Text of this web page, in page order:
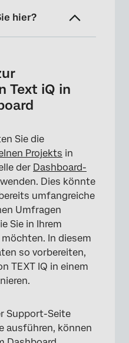
hier?
zu Widgets
Text iQ in
Sie die
Projekts in
der Dashboard-
Dies könnte
umfangreiche
Umfragen
Sie in Ihrem
In diesem
so vorbereiten,
TEXT IQ in einem
Support-Seite
ausführen, können